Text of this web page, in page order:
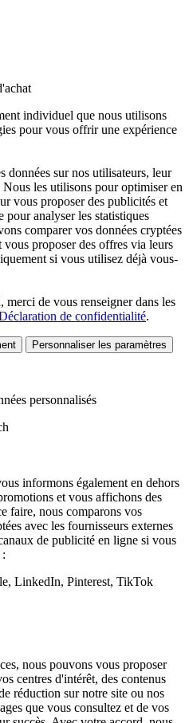
individuel que nous utilisons
pour vous offrir une expérience
données sur nos utilisateurs, leur
les utilisons pour optimiser en
vous proposer des publicités et
pour analyser les statistiques
comparer vos données cryptées
vous proposer des offres via leurs
si vous utilisez déjà vous-
de vous renseigner dans les
de confidentialité.
Personnaliser les paramètres
personnalisés
informons également en dehors
et vous affichons des
faire, nous comparons vos
avec les fournisseurs externes
de publicité en ligne si vous
LinkedIn, Pinterest, TikTok
nous pouvons vous proposer
centres d'intérêt, des contenus
réduction sur notre site ou nos
que vous consultez et de vos